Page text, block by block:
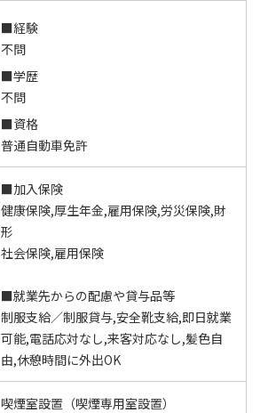
■経験
不問
■学歴
不問
■資格
普通自動車免許
■加入保険
健康保険,厚生年金,雇用保険,労災保険,財
形
社会保険,雇用保険
■就業先からの配慮や貸与品等
制服支給／制服貸与,安全靴支給,即日就業
可能,電話応対なし,来客対応なし,髪色自
由,休憩時間に外出OK
喫煙室設置（喫煙専用室設置）